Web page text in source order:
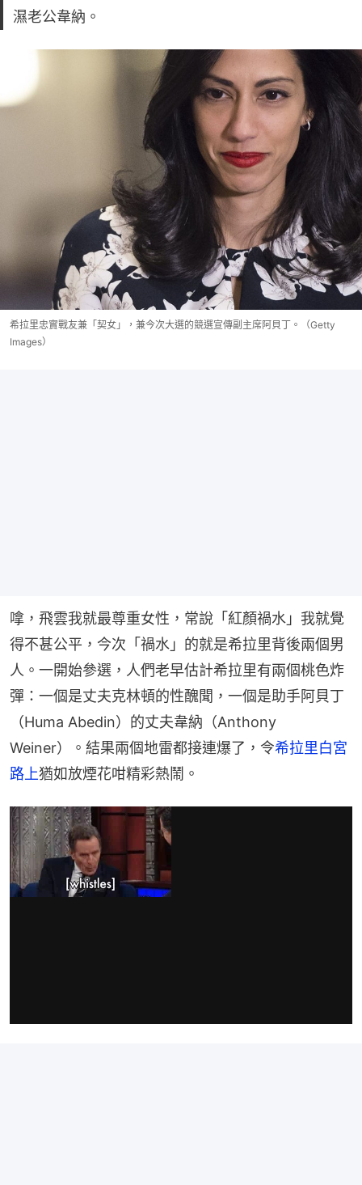
濕老公韋納。
希拉里忠實戰友兼「契女」，兼今次大選的競選宣傳副主席阿貝丁。（Getty
Images）
嗱，飛雲我就最尊重女性，常說「紅顏禍水」我就覺
得不甚公平，今次「禍水」的就是希拉里背後兩個男
人。一開始參選，人們老早估計希拉里有兩個桃色炸
彈：一個是丈夫克林頓的性醜聞，一個是助手阿貝丁
（Huma Abedin）的丈夫韋納（Anthony
Weiner）。結果兩個地雷都接連爆了，令希拉里白宮
路上猶如放煙花咁精彩熱鬧。